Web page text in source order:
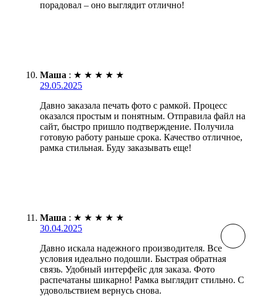
порадовал – оно выглядит отлично!
Маша : ★ ★ ★ ★ ★
29.05.2025
Давно заказала печать фото с рамкой. Процесс
оказался простым и понятным. Отправила файл на
сайт, быстро пришло подтверждение. Получила
готовую работу раньше срока. Качество отличное,
рамка стильная. Буду заказывать еще!
Маша : ★ ★ ★ ★ ★
30.04.2025
Давно искала надежного производителя. Все
условия идеально подошли. Быстрая обратная
связь. Удобный интерфейс для заказа. Фото
распечатаны шикарно! Рамка выглядит стильно. С
удовольствием вернусь снова.